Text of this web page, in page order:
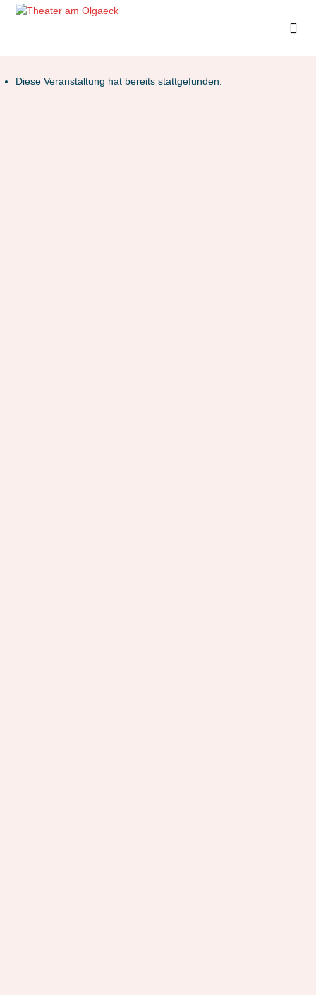
Diese Veranstaltung hat bereits stattgefunden.